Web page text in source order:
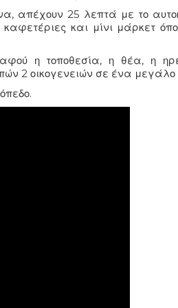
απέχουν 25 λεπτά με το
και μίνι μάρκετ
η τοποθεσία, η θέα, η
2 οικογενειών σε ένα